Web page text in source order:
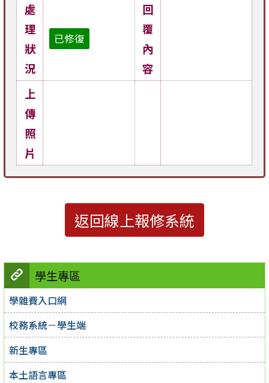
學生專區
學雜費入口網
校務系統－學生端
新生專區
本土語言專區
處
理
狀
況
已修復
回
覆
內
容
上
傳
照
片
返回線上報修系統